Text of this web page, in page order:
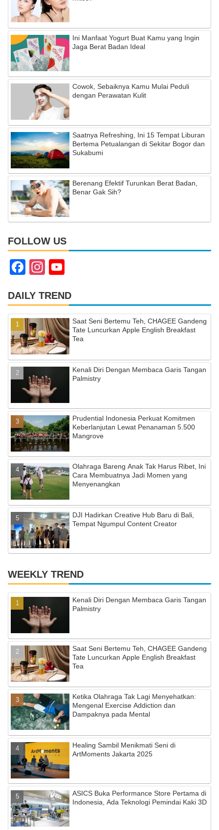
Ini Manfaat Yogurt Buat Kamu yang Ingin
Jaga Berat Badan Ideal
Cowok, Sebaiknya Kamu Mulai Peduli
dengan Perawatan Kulit
Saatnya Refreshing, Ini 15 Tempat Liburan
Bertema Petualangan di Sekitar Bogor dan
Sukabumi
Berenang Efektif Turunkan Berat Badan,
Benar Gak Sih?
FOLLOW US
F
c
e
b
o
o
k
In
a
gr
a
m
u
T
u
b
e
C
a
n
n
el
DAILY TREND
Saat Seni Bertemu Teh, CHAGEE Gandeng
Tate Luncurkan Apple English Breakfast
Tea
Kenali Diri Dengan Membaca Garis Tangan
Palmistry
Prudential Indonesia Perkuat Komitmen
Keberlanjutan Lewat Penanaman 5.500
Mangrove
Olahraga Bareng Anak Tak Harus Ribet, Ini
Cara Membuatnya Jadi Momen yang
Menyenangkan
DJI Hadirkan Creative Hub Baru di Bali,
Tempat Ngumpul Content Creator
WEEKLY TREND
Kenali Diri Dengan Membaca Garis Tangan
Palmistry
Saat Seni Bertemu Teh, CHAGEE Gandeng
Tate Luncurkan Apple English Breakfast
Tea
Ketika Olahraga Tak Lagi Menyehatkan:
Mengenal Exercise Addiction dan
Dampaknya pada Mental
Healing Sambil Menikmati Seni di
ArtMoments Jakarta 2025
ASICS Buka Performance Store Pertama di
Indonesia, Ada Teknologi Pemindai Kaki 3D